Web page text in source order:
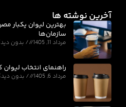
آخرین نوشته ها
بهترین لیوان یکبار
سازمان‌ها
مرداد 11, 1405 بدون
راهنمای انتخاب
مرداد 6, 1405 بدون